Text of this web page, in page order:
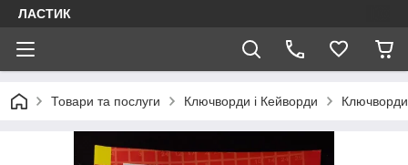
ЛАСТИК
Товари та послуги Ключворди і Кейворди